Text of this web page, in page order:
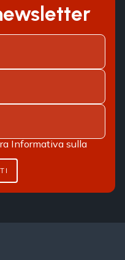
Informativa sulla